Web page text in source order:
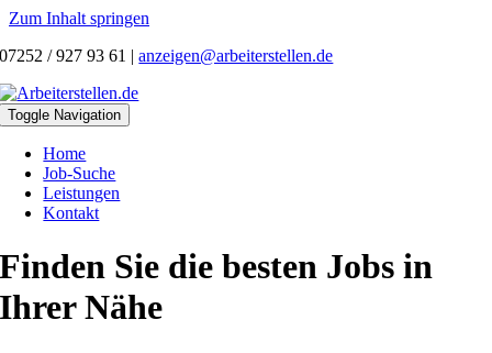
Zum Inhalt springen
07252 / 927 93 61 |anzeigen@arbeiterstellen.de
Toggle Navigation
Home
Job-Suche
Leistungen
Kontakt
Finden Sie die besten Jobs in
Ihrer Nähe